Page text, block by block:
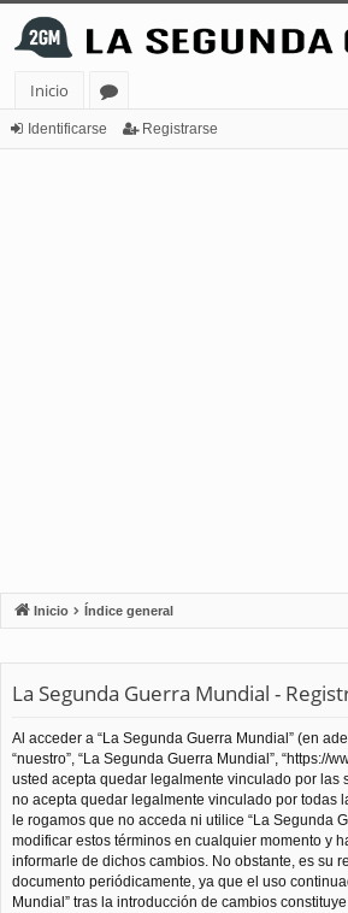
Inicio
or
Identificarse Registrarse
Inicio Índice general
La Segunda Guerra Mundial -
Al acceder a “La Segunda Guerra Mundial” (en
“nuestro”, “La Segunda Guerra Mundial”, “https://
usted acepta quedar legalmente vinculado por las
no acepta quedar legalmente vinculado por todas
le rogamos que no acceda ni utilice “La Segunda
modificar estos términos en cualquier momento y
informarle de dichos cambios. No obstante, es su
documento periódicamente, ya que el uso
Mundial” tras la introducción de cambios